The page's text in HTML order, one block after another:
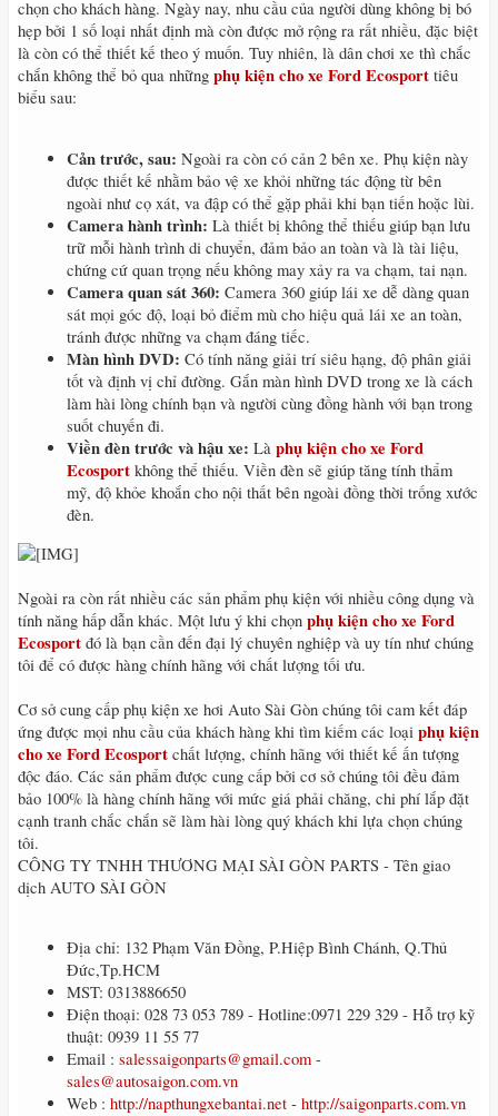
chọn cho khách hàng. Ngày nay, nhu cầu của người dùng không bị bó
hẹp bởi 1 số loại nhất định mà còn được mở rộng ra rất nhiều, đặc biệt
là còn có thể thiết kế theo ý muốn. Tuy nhiên, là dân chơi xe thì chắc
chắn không thể bỏ qua những phụ kiện cho xe Ford Ecosport tiêu
biểu sau:
Cản trước, sau: Ngoài ra còn có cản 2 bên xe. Phụ kiện này
được thiết kế nhằm bảo vệ xe khỏi những tác động từ bên
ngoài như cọ xát, va đập có thể gặp phải khi bạn tiến hoặc lùi.
Camera hành trình: Là thiết bị không thể thiếu giúp bạn lưu
trữ mỗi hành trình di chuyển, đảm bảo an toàn và là tài liệu,
chứng cứ quan trọng nếu không may xảy ra va chạm, tai nạn.
Camera quan sát 360: Camera 360 giúp lái xe dễ dàng quan
sát mọi góc độ, loại bỏ điểm mù cho hiệu quả lái xe an toàn,
tránh được những va chạm đáng tiếc.
Màn hình DVD: Có tính năng giải trí siêu hạng, độ phân giải
tốt và định vị chỉ đường. Gắn màn hình DVD trong xe là cách
làm hài lòng chính bạn và người cùng đồng hành với bạn trong
suốt chuyến đi.
Viền đèn trước và hậu xe: Là phụ kiện cho xe Ford
Ecosport không thể thiếu. Viền đèn sẽ giúp tăng tính thẩm
mỹ, độ khỏe khoắn cho nội thất bên ngoài đồng thời trống xước
đèn.
Ngoài ra còn rất nhiều các sản phẩm phụ kiện với nhiều công dụng và
tính năng hấp dẫn khác. Một lưu ý khi chọn phụ kiện cho xe Ford
Ecosport đó là bạn cần đến đại lý chuyên nghiệp và uy tín như chúng
tôi để có được hàng chính hãng với chất lượng tối ưu.
Cơ sở cung cấp phụ kiện xe hơi Auto Sài Gòn chúng tôi cam kết đáp
ứng được mọi nhu cầu của khách hàng khi tìm kiếm các loại phụ kiện
cho xe Ford Ecosport chất lượng, chính hãng với thiết kế ấn tượng
độc đáo. Các sản phẩm được cung cấp bởi cơ sở chúng tôi đều đảm
bảo 100% là hàng chính hãng với mức giá phải chăng, chi phí lắp đặt
cạnh tranh chắc chắn sẽ làm hài lòng quý khách khi lựa chọn chúng
tôi.
CÔNG TY TNHH THƯƠNG MẠI SÀI GÒN PARTS - Tên giao
dịch AUTO SÀI GÒN
Địa chỉ: 132 Phạm Văn Đồng, P.Hiệp Bình Chánh, Q.Thủ
Đức,Tp.HCM
MST: 0313886650
Điện thoại: 028 73 053 789 - Hotline:0971 229 329 - Hỗ trợ kỹ
thuật: 0939 11 55 77
Email : salessaigonparts@gmail.com -
sales@autosaigon.com.vn
Web : http://napthungxebantai.net - http://saigonparts.com.vn